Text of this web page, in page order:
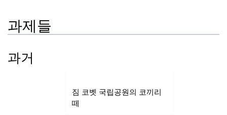
과제들
과거
짐 코벳 국립공원의 코끼리
떼